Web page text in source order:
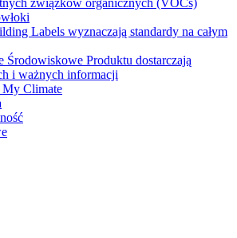
Labels wyznaczają standardy na całym
Środowiskowe Produktu dostarczają
i ważnych informacji
My Climate